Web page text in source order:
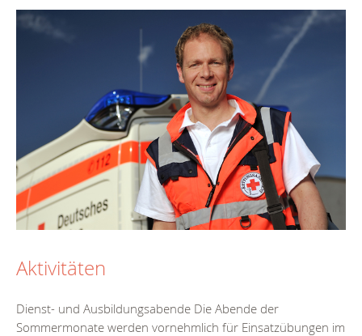
Aktivitäten
Dienst- und Ausbildungsabende Die Abende der
Sommermonate werden vornehmlich für Einsatzübungen im